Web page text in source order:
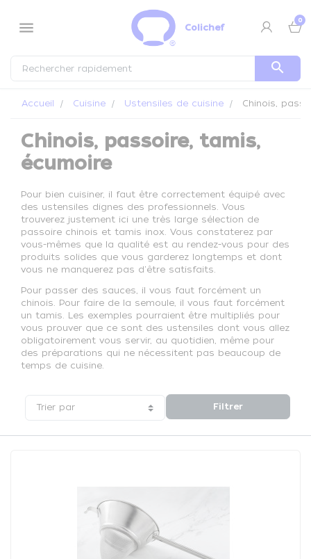
menu Colichef
0
search
Accueil Cuisine Ustensiles de cuisine Chinois,
Chinois, passoire, tamis,
écumoire
Pour bien cuisiner, il faut être correctement équipé avec
des ustensiles dignes des professionnels. Vous
trouverez justement ici une très large sélection de
passoire chinois et tamis inox. Vous constaterez par
vous-mêmes que la qualité est au rendez-vous pour des
produits solides que vous garderez longtemps et dont
vous ne manquerez pas d'être satisfaits.
Pour passer des sauces, il vous faut forcément un
chinois. Pour faire de la semoule, il vous faut forcément
un tamis. Les exemples pourraient être multipliés pour
vous prouver que ce sont des ustensiles dont vous allez
obligatoirement vous servir, au quotidien, même pour
des préparations qui ne nécessitent pas beaucoup de
temps de cuisine.
Trier par Filtrer